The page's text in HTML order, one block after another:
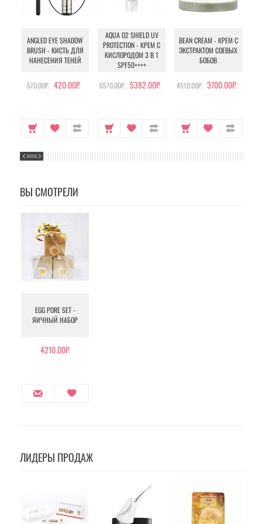
ANGLED EYE SHADOW
BRUSH - КИСТЬ ДЛЯ
НАНЕСЕНИЯ ТЕНЕЙ
570.00Р. 420.00Р.
AQUA O2 SHIELD UV
PROTECTION - КРЕМ С
КИСЛОРОДОМ 3 В 1
SPF50++++
6570.00Р. 5382.00Р.
BEAN CREAM - КРЕМ С
ЭКСТРАКТОМ СОЕВЫХ
БОБОВ
4510.00Р. 3700.00Р.
ВЫ СМОТРЕЛИ
EGG PORE SET -
ЯИЧНЫЙ НАБОР
4210.00Р.
ЛИДЕРЫ ПРОДАЖ